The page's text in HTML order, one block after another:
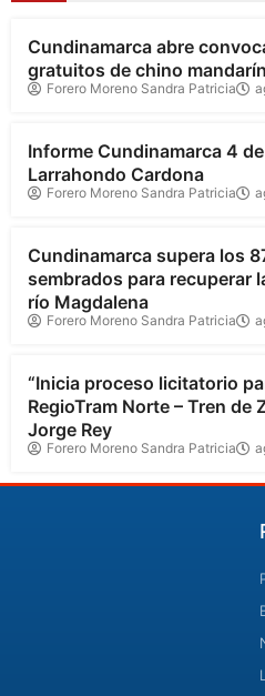
Cundinamarca abre
gratuitos de chino
Forero Moreno Sandra Patricia
Cundinamarca
Informe Cundinamarca 4
Larrahondo Cardona
Forero Moreno Sandra Patricia
Cundinamarca
Cundinamarca supera los
sembrados para recuperar
río Magdalena
Forero Moreno Sandra Patricia
Cundinamarca
“Inicia proceso licitatorio
RegioTram Norte – Tren de
Jorge Rey
Forero Moreno Sandra Patricia